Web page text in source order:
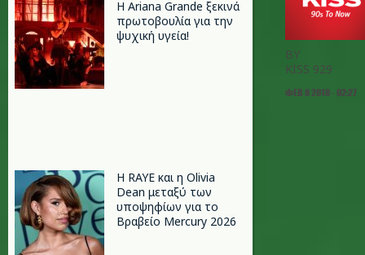
Η Ariana Grande ξεκινά
πρωτοβουλία για την
ψυχική υγεία!
Η RAYE και η Olivia
Dean μεταξύ των
υποψηφίων για το
Βραβείο Mercury 2026
BY
KISS 929
ΦΕΒ 8 2018 - 02:27